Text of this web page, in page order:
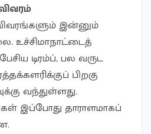
இன்னும்
உச்சிமாநாட்டைத்
டிரம்ப், பல வருட
பிறகு
வந்துள்ளது.
இப்போது தாராளமாகப்